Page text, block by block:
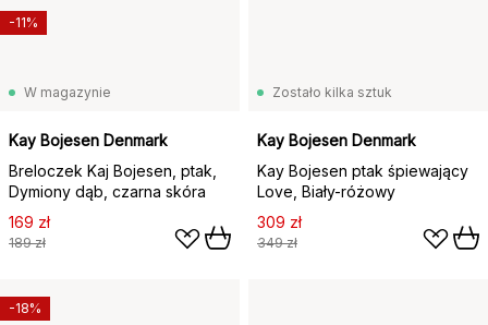
W magazynie
Kay Bojesen Denmark
Breloczek Kaj Bojesen, ptak,
Dymiony dąb, czarna skóra
169 zł
189 zł
-11%
Zostało kilka sztuk
Kay Bojesen Denmark
Kay Bojesen ptak śpiewający
Love, Biały-różowy
309 zł
349 zł
-18%